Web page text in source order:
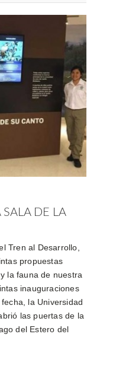
SALA DE LA
Tren al Desarrollo,
propuestas
la fauna de nuestra
inauguraciones
la Universidad
las puertas de la
del Estero del